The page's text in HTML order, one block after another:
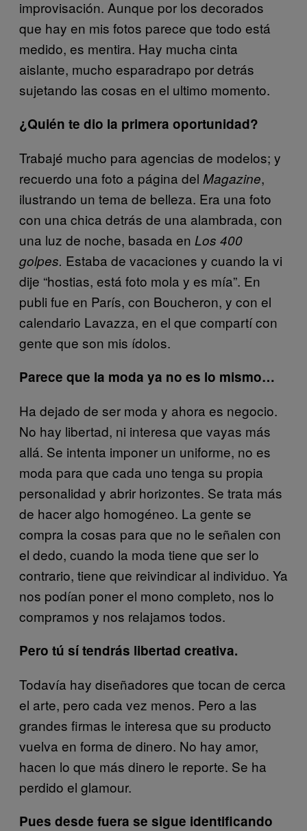
improvisación. Aunque por los decorados
que hay en mis fotos parece que todo está
medido, es mentira. Hay mucha cinta
aislante, mucho esparadrapo por detrás
sujetando las cosas en el ultimo momento.
¿Quién te dio la primera oportunidad?
Trabajé mucho para agencias de modelos; y
recuerdo una foto a página del Magazine,
ilustrando un tema de belleza. Era una foto
con una chica detrás de una alambrada, con
una luz de noche, basada en Los 400
golpes. Estaba de vacaciones y cuando la vi
dije “hostias, está foto mola y es mía”. En
publi fue en París, con Boucheron, y con el
calendario Lavazza, en el que compartí con
gente que son mis ídolos.
Parece que la moda ya no es lo mismo…
Ha dejado de ser moda y ahora es negocio.
No hay libertad, ni interesa que vayas más
allá. Se intenta imponer un uniforme, no es
moda para que cada uno tenga su propia
personalidad y abrir horizontes. Se trata más
de hacer algo homogéneo. La gente se
compra la cosas para que no le señalen con
el dedo, cuando la moda tiene que ser lo
contrario, tiene que reivindicar al individuo. Ya
nos podían poner el mono completo, nos lo
compramos y nos relajamos todos.
Pero tú sí tendrás libertad creativa.
Todavía hay diseñadores que tocan de cerca
el arte, pero cada vez menos. Pero a las
grandes firmas le interesa que su producto
vuelva en forma de dinero. No hay amor,
hacen lo que más dinero le reporte. Se ha
perdido el glamour.
Pues desde fuera se sigue identificando